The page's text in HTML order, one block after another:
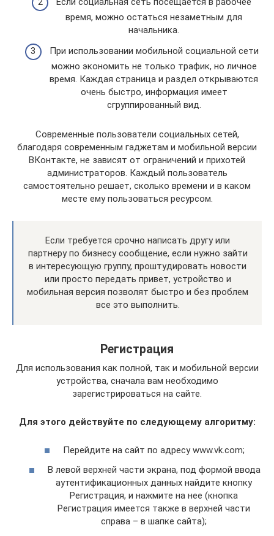
время, можно остаться незаметным для
начальника.
При использовании мобильной социальной сети
можно экономить не только трафик, но личное
время. Каждая страница и раздел открываются
очень быстро, информация имеет
сгруппированный вид.
Современные пользователи социальных сетей,
благодаря современным гаджетам и мобильной версии
ВКонтакте, не зависят от ограничений и прихотей
администраторов. Каждый пользователь
самостоятельно решает, сколько времени и в каком
месте ему пользоваться ресурсом.
Если требуется срочно написать другу или
партнеру по бизнесу сообщение, если нужно зайти
в интересующую группу, проштудировать новости
или просто передать привет, устройство и
мобильная версия позволят быстро и без проблем
все это выполнить.
Регистрация
Для использования как полной, так и мобильной версии
устройства, сначала вам необходимо
зарегистрироваться на сайте.
Для этого действуйте по следующему алгоритму:
Перейдите на сайт по адресу www.vk.com;
В левой верхней части экрана, под формой ввода
аутентификационных данных найдите кнопку
Регистрация, и нажмите на нее (кнопка
Регистрация имеется также в верхней части
справа – в шапке сайта);